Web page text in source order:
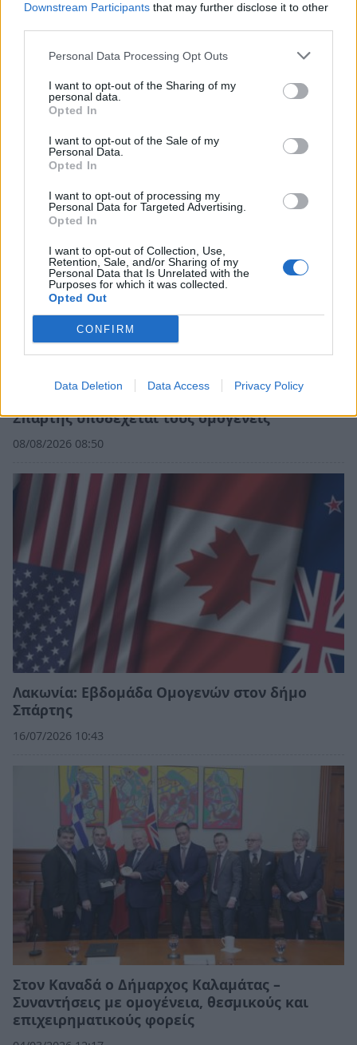
Downstream Participants that may further disclose it to other
Personal Data Processing Opt Outs
I want to opt-out of the Sharing of my
personal data.
Opted In
I want to opt-out of the Sale of my
Personal Data.
Opted In
I want to opt-out of processing my
Personal Data for Targeted Advertising.
Opted In
I want to opt-out of Collection, Use,
Retention, Sale, and/or Sharing of my
Personal Data that Is Unrelated with the
Purposes for which it was collected.
Opted Out
CONFIRM
Data Deletion Data Access Privacy Policy
Σπάρτης υποδέχεται τους ομογενείς
08/08/2026 08:50
Λακωνία: Εβδομάδα Ομογενών στον δήμο
Σπάρτης
16/07/2026 10:43
Στον Καναδά ο Δήμαρχος Καλαμάτας –
Συναντήσεις με ομογένεια, θεσμικούς και
επιχειρηματικούς φορείς